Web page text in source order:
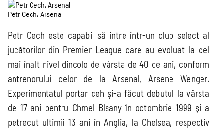
Golgheteri La Liga
Golgheteri Premier League
League
Petr Cech, Arsenal
Petr Cech este capabil să intre într-un club select al
jucătorilor din Premier League care au evoluat la cel
mai înalt nivel dincolo de vârsta de 40 de ani, conform
antrenorului celor de la Arsenal, Arsene Wenger.
Experimentatul portar ceh şi-a făcut debutul la vârsta
de 17 ani pentru Chmel Blsany în octombrie 1999 şi a
petrecut ultimii 13 ani în Anglia, la Chelsea, respectiv